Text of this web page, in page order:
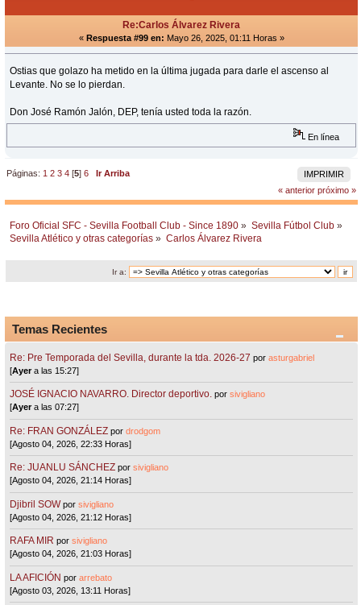
Re:Carlos Álvarez Rivera
« Respuesta #99 en: Mayo 26, 2025, 01:11 Horas »
Ostias que golazo ha metido en la última jugada para darle el ascenso al
Levante. No se lo pierdan.
Don José Ramón Jalón, DEP, tenía usted toda la razón.
En línea
IMPRIMIR
Páginas: 1 2 3 4 [5]6
Ir Arriba
« anterior próximo »
Foro Oficial SFC - Sevilla Football Club - Since 1890 » Sevilla Fútbol Club »
Sevilla Atlético y otras categorías » Carlos Álvarez Rivera
Ir a:
Temas Recientes
Re: Pre Temporada del Sevilla, durante la tda. 2026-27 porasturgabriel
[Ayera las 15:27]
JOSÉ IGNACIO NAVARRO. Director deportivo. porsivigliano
[Ayera las 07:27]
Re: FRAN GONZÁLEZ pordrodgom
[Agosto 04, 2026, 22:33 Horas]
Re: JUANLU SÁNCHEZ porsivigliano
[Agosto 04, 2026, 21:14 Horas]
Djibril SOW porsivigliano
[Agosto 04, 2026, 21:12 Horas]
RAFA MIR porsivigliano
[Agosto 04, 2026, 21:03 Horas]
LA AFICIÓN porarrebato
[Agosto 03, 2026, 13:11 Horas]